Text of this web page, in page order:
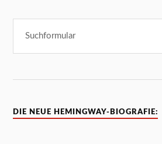
DIE NEUE HEMINGWAY-BIOGRAFIE: